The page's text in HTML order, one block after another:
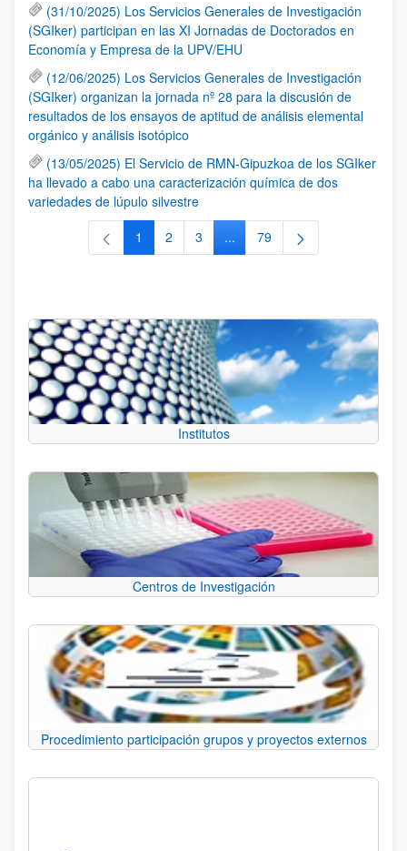
(31/10/2025) Los Servicios Generales de Investigación
(SGIker) participan en las XI Jornadas de Doctorados en
Economía y Empresa de la UPV/EHU
(12/06/2025) Los Servicios Generales de Investigación
(SGIker) organizan la jornada nº 28 para la discusión de
resultados de los ensayos de aptitud de análisis elemental
orgánico y análisis isotópico
(13/05/2025) El Servicio de RMN-Gipuzkoa de los SGIker
ha llevado a cabo una caracterización química de dos
variedades de lúpulo silvestre
Página
1 Página
2 Página
3 ...Páginas intermedias Use TAB
Página
79
Institutos
Centros de Investigación
Procedimiento participación grupos y proyectos externos